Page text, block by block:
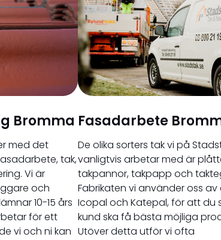
Bromma
med det
tak,
Vi är
och
10-15 års
för ett
vi och ni kan
Fasadarbete
De olika sorters tak vi på
vanligtvis arbetar med är
takpannor, takpapp och
Fabrikaten vi använder oss av
Icopal och Katepal, för att du
kund ska få bästa möjliga
Utöver detta utför vi ofta